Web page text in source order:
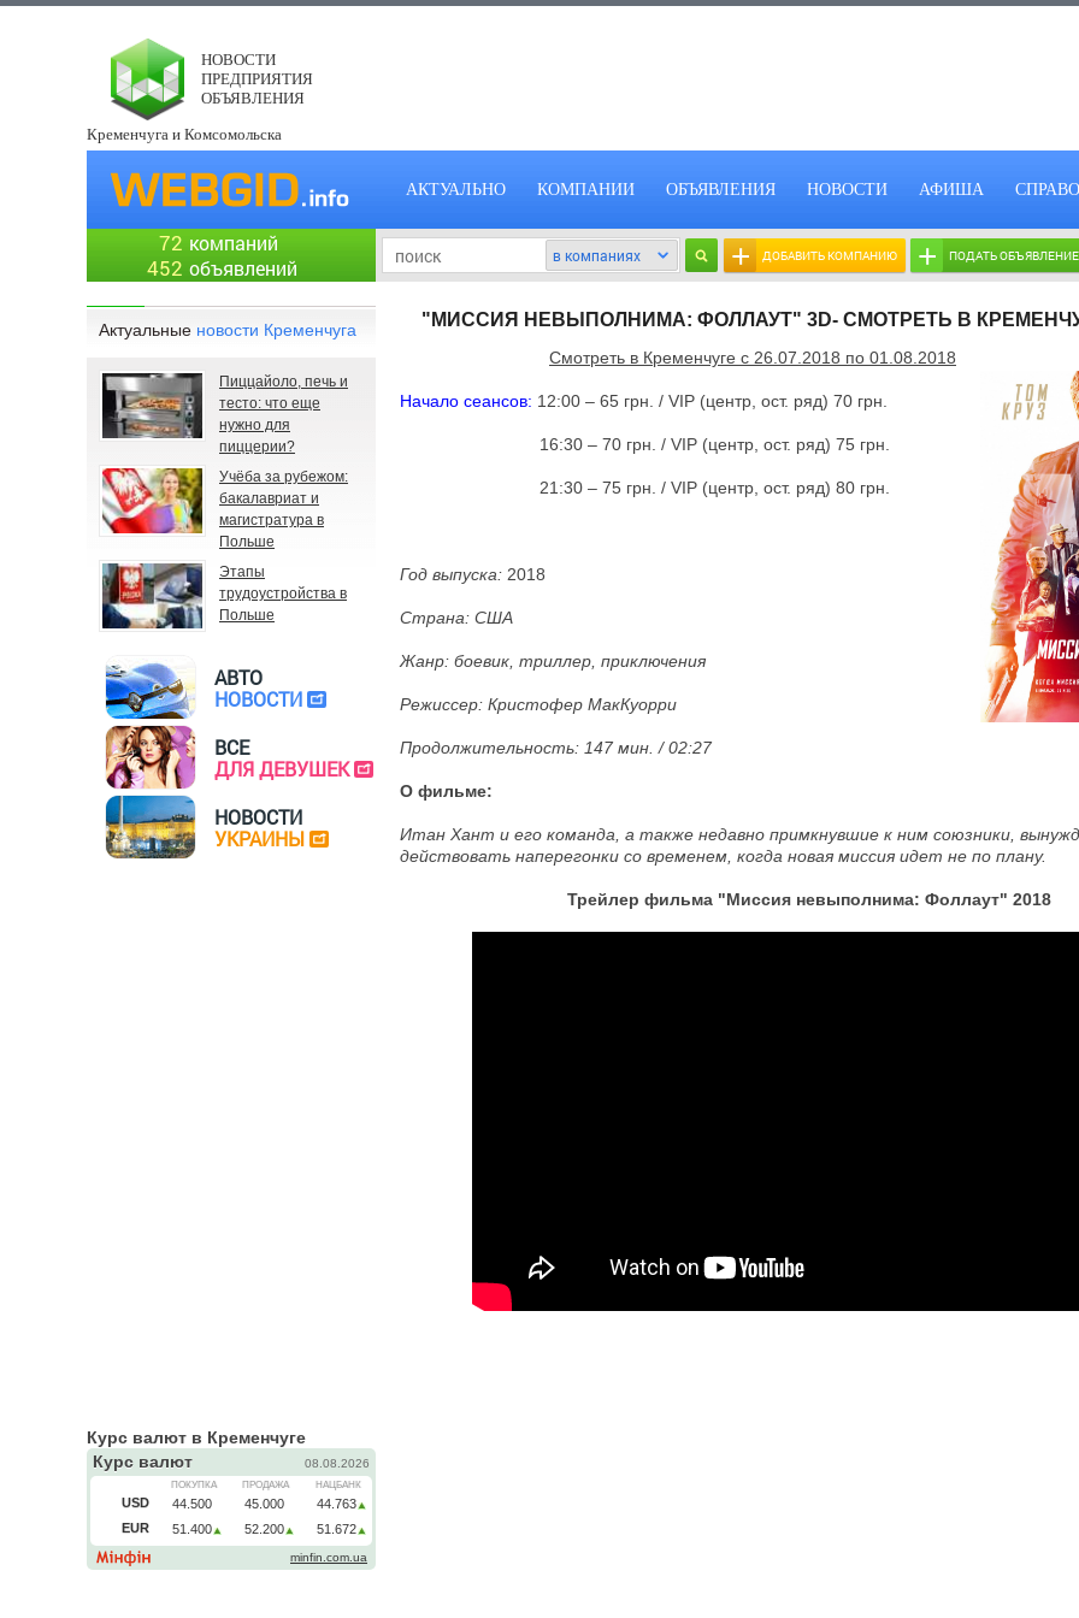
НОВОСТИ
ПРЕДПРИЯТИЯ
ОБЪЯВЛЕНИЯ
Кременчуга и Комсомольска
АКТУАЛЬНО КОМПАНИИ ОБЪЯВЛЕНИЯ НОВОСТИ АФИША
72 компаний
452 объявлений + ДОБАВИТЬ КОМПАНИЮ + ПОДАТЬ ОБЪЯВЛЕНИЕ
"МИССИЯ НЕВЫПОЛНИМА: ФОЛЛАУТ" 3D- СМОТРЕТЬ В
Смотреть в Кременчуге c 26 .07.2018 по 01.08.2018
Начало сеансов: 12:00 – 65 грн. / VIP (центр, ост. ряд) 70 грн.
16:30 – 70 грн. / VIP (центр, ост. ряд) 75 грн.
21:30 – 75 грн. / VIP (центр, ост. ряд) 80 грн.
Год выпуска: 2018
Страна: США
Жанр: боевик, триллер, приключения
Режиссер: Кристофер МакКуорри
Продолжительность: 147 мин. / 02:27
О фильме:
Итан Хант и его команда, а также недавно примкнувшие к ним союзники,
действовать наперегонки со временем, когда новая миссия идет не по плану.
Трейлер фильма "Миссия невыполнима: Фоллаут" 2018
Актуальные новости Кременчуга
Пиццайоло, печь и
тесто: что еще
нужно для
пиццерии?
Учёба за рубежом:
бакалавриат и
магистратура в
Польше
Этапы
трудоустройства в
Польше
АВТО
НОВОСТИ
ВСЕ
ДЛЯ ДЕВУШЕК
НОВОСТИ
УКРАИНЫ
Курс валют в Кременчуге